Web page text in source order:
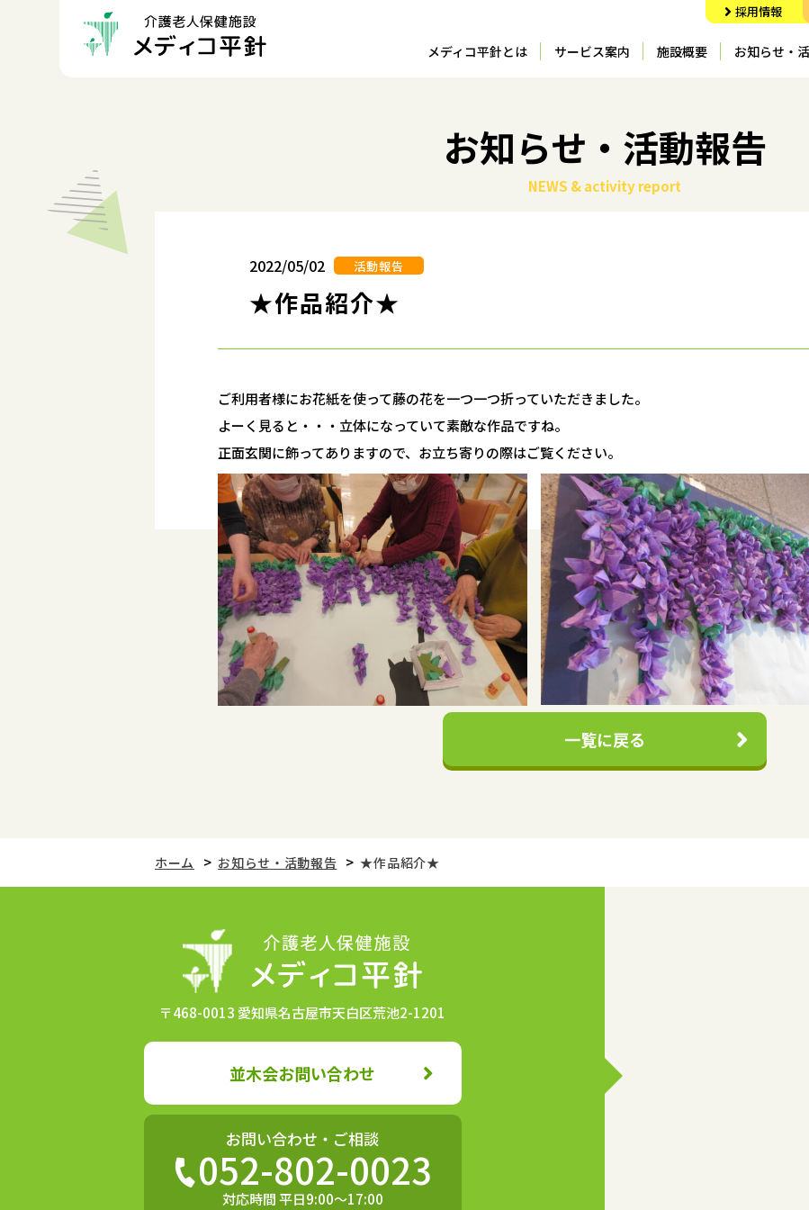
採用情報
メディコ平針とは サービス案内 施設概要 お知らせ・
お知らせ・活動報告
NEWS & activity report
2022/05/02 活動報告
★作品紹介★
ご利用者様にお花紙を使って藤の花を一つ一つ折っていただきました。
よーく見ると・・・立体になっていて素敵な作品ですね。
正面玄関に飾ってありますので、お立ち寄りの際はご覧ください。
一覧に戻る
ホーム お知らせ・活動報告 ★作品紹介★
〒468-0013 愛知県名古屋市天白区荒池2-1201
並木会お問い合わせ
お問い合わせ・ご相談
052-802-0023
対応時間 平日9:00〜17:00